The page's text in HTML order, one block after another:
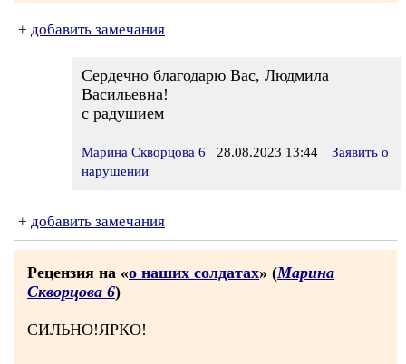
+ добавить замечания
Сердечно благодарю Вас, Людмила
Васильевна!
с радушием
Марина Скворцова 6 28.08.2023 13:44
Заявить о
нарушении
+ добавить замечания
Рецензия на «о наших солдатах» (Марина
Скворцова 6)
СИЛЬНО!ЯРКО!